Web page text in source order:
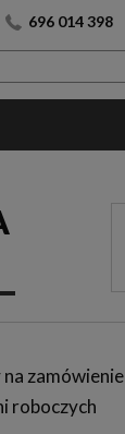
696 014 398
zamówienie
roboczych